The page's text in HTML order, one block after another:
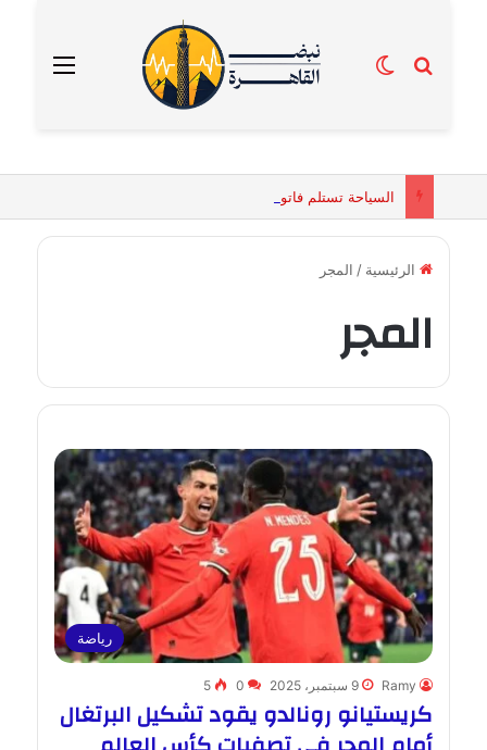
القائمة بحث عنالوضع المظلم
الرئيسية / المجر
المجر
رياضة
Ramy 9 سبتمبر، 2025 0
5
كريستيانو رونالدو يقود تشكيل البرتغال